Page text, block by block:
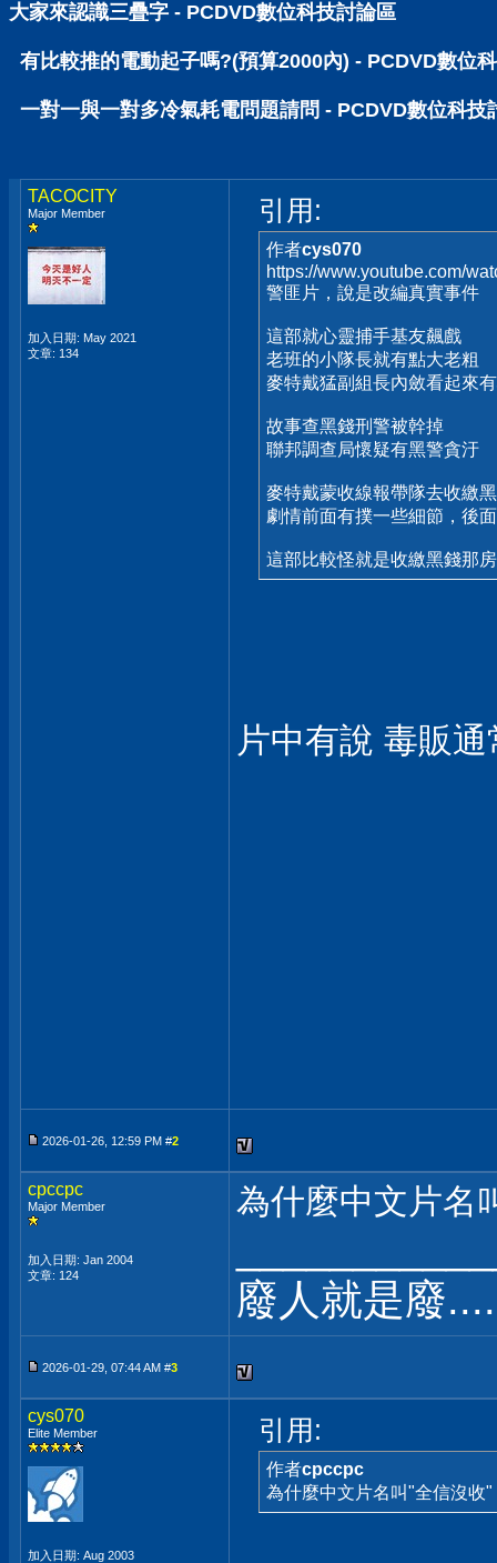
大家來認識三疊字 - PCDVD數位科技討論區
有比較推的電動起子嗎?(預算2000內) - PCDVD數位
一對一與一對多冷氣耗電問題請問 - PCDVD數位科技
TACOCITY
Major Member
加入日期: May 2021
文章: 134
引用:
作者cys070
https://www.youtube.com/
警匪片，說是改編真實事件
這部就心靈捕手基友飆戲
老班的小隊長就有點大老粗
麥特戴猛副組長內斂看起來
故事查黑錢刑警被幹掉
聯邦調查局懷疑有黑警貪汙
麥特戴蒙收線報帶隊去收繳
劇情前面有撲一些細節，後
這部比較怪就是收繳黑錢那
片中有說 毒販
2026-01-26, 12:59 PM #2
cpccpc
Major Member
加入日期: Jan 2004
文章: 124
為什麼中文片名
廢人就是廢....
2026-01-29, 07:44 AM #3
cys070
Elite Member
加入日期: Aug 2003
引用:
作者cpccpc
為什麼中文片名叫"全信沒收